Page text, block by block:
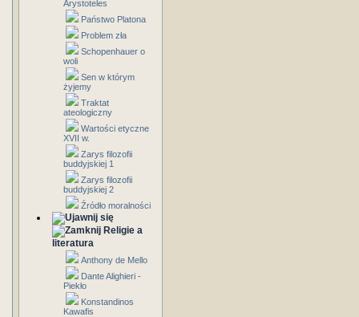
Arystoteles
Państwo Platona
Problem zła
Schopenhauer o
woli
Sen w którym
żyjemy
Traktat
ateologiczny
Wartości etyczne
XVII w.
Zarys filozofii
buddyjskiej 1
Zarys filozofii
buddyjskiej 2
Źródło moralności
Religie a
literatura
Anthony de Mello
Dante Alighieri -
Piekło
Konstandinos
Kawafis